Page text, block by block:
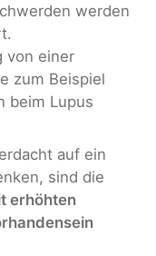
werden
von einer
zum Beispiel
beim Lupus
auf ein
sind die
erhöhten